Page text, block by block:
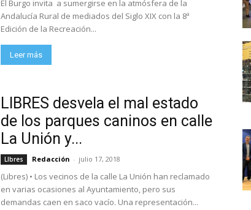
El Burgo invita a sumergirse en la atmósfera de la
Andalucía Rural de mediados del Siglo XIX con la 8ª
Edición de la Recreación...
Leer más
LIBRES desvela el mal estado
de los parques caninos en calle
La Unión y...
LIbres Redacción - julio 17, 2018
(Libres) • Los vecinos de la calle La Unión han reclamado
en varias ocasiones al Ayuntamiento, pero sus
demandas caen en saco vacío. Una representación...